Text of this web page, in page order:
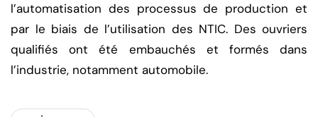
l’automatisation des processus de production et
par le biais de l’utilisation des NTIC. Des ouvriers
qualifiés ont été embauchés et formés dans
l’industrie, notamment automobile.